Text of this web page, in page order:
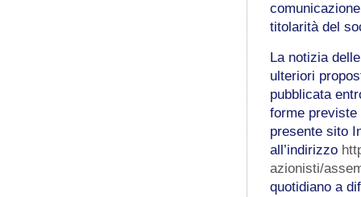
titolarità del
La notizia
ulteriori
pubblicata
forme previste
presente sito
all’indirizzo
azionisti/
quotidiano a